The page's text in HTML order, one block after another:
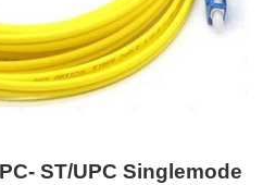
ST/UPC Singlemode